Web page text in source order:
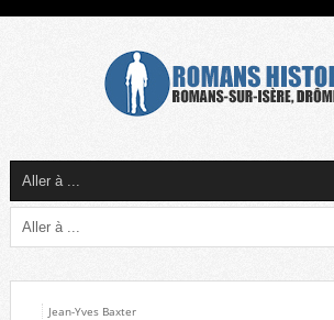
Jean-Yves Baxter